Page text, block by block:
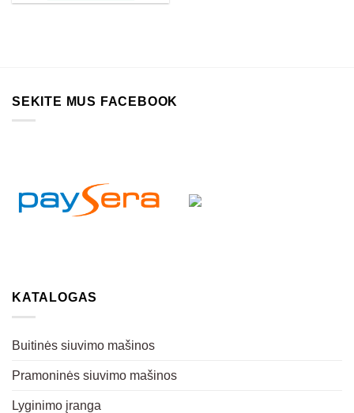
SEKITE MUS FACEBOOK
KATALOGAS
Buitinės siuvimo mašinos
Pramoninės siuvimo mašinos
Lyginimo įranga